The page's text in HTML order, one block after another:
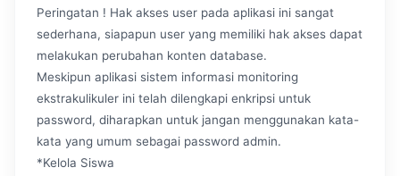
Peringatan ! Hak akses user pada aplikasi ini sangat
sederhana, siapapun user yang memiliki hak akses dapat
melakukan perubahan konten database.
Meskipun aplikasi sistem informasi monitoring
ekstrakulikuler ini telah dilengkapi enkripsi untuk
password, diharapkan untuk jangan menggunakan kata-
kata yang umum sebagai password admin.
*Kelola Siswa